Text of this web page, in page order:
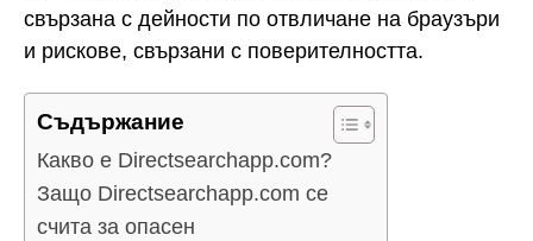
свързана с дейности по отвличане на браузъри
и рискове, свързани с поверителността.
Съдържание
Какво е Directsearchapp.com?
Защо Directsearchapp.com се
счита за опасен